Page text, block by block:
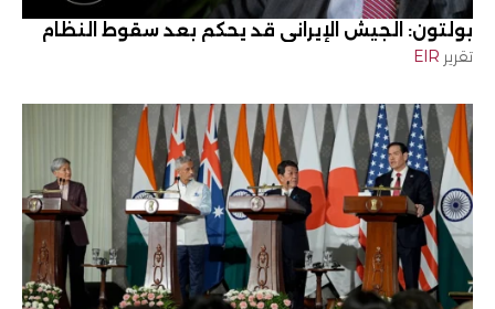
بولتون: الجيش الإيراني قد يحكم بعد سقوط النظام
تقرير EIR